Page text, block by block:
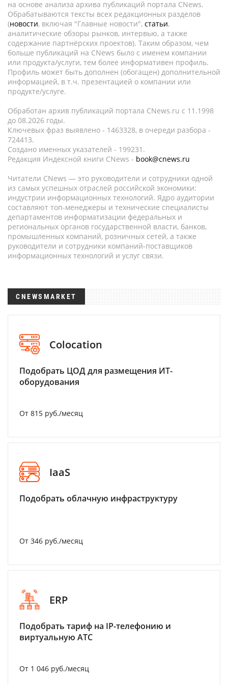
на основе анализа архива публикаций портала CNews.
Обрабатываются тексты всех редакционных разделов
(новости, включая "Главные новости", статьи,
аналитические обзоры рынков, интервью, а также
содержание партнёрских проектов). Таким образом, чем
больше публикаций на CNews было с именем компании
или продукта/услуги, тем более информативен профиль.
Профиль может быть дополнен (обогащен) дополнительной
информацией, в т.ч. презентацией о компании или
продукте/услуге.
Обработан архив публикаций портала CNews.ru c 11.1998
до 08.2026 годы.
Ключевых фраз выявлено - 1463328, в очереди разбора -
724413.
Создано именных указателей - 199231.
Редакция Индексной книги CNews - book@cnews.ru
Читатели CNews — это руководители и сотрудники одной
из самых успешных отраслей российской экономики:
индустрии информационных технологий. Ядро аудитории
составляют топ-менеджеры и технические специалисты
департаментов информатизации федеральных и
региональных органов государственной власти, банков,
промышленных компаний, розничных сетей, а также
руководители и сотрудники компаний-поставщиков
информационных технологий и услуг связи.
CNEWSMARKET
Colocation
Подобрать ЦОД для размещения ИТ-
оборудования
От 815 руб./месяц
IaaS
Подобрать облачную инфраструктуру
От 346 руб./месяц
ERP
Подобрать тариф на IP-телефонию и
виртуальную АТС
От 1 046 руб./месяц